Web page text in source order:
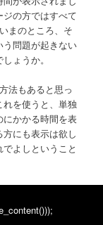
の方ではすべて
まのところ、そ
問題が起きない
ょうか。
法もあると思っ
を使うと、単独
かかる時間を表
にも表示は欲し
よしということ